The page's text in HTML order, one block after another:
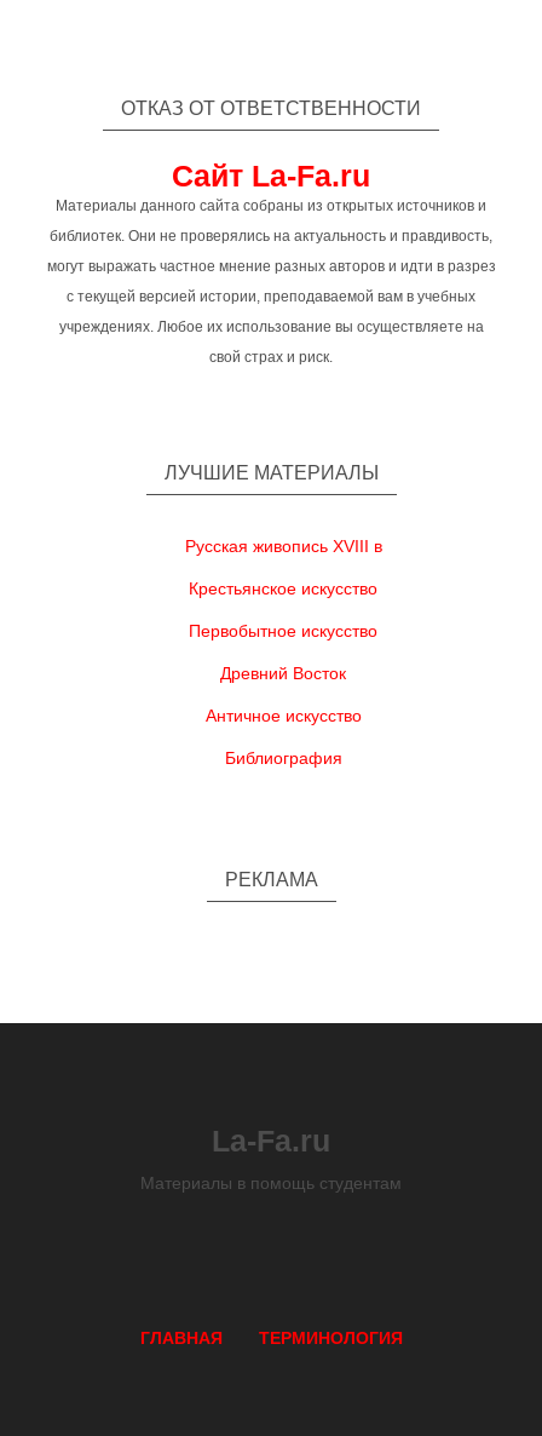
ОТКАЗ ОТ ОТВЕТСТВЕННОСТИ
Сайт La-Fa.ru
Материалы данного сайта собраны из открытых источников и
библиотек. Они не проверялись на актуальность и правдивость,
могут выражать частное мнение разных авторов и идти в разрез
с текущей версией истории, преподаваемой вам в учебных
учреждениях. Любое их использование вы осуществляете на
свой страх и риск.
ЛУЧШИЕ МАТЕРИАЛЫ
Русская живопись XVIII в
Крестьянское искусство
Первобытное искусство
Древний Восток
Античное искусство
Библиография
РЕКЛАМА
La-Fa.ru
Материалы в помощь студентам
ГЛАВНАЯ ТЕРМИНОЛОГИЯ